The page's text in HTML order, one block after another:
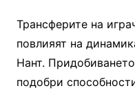
Трансферите на
повлияят на
Нант.
подобри